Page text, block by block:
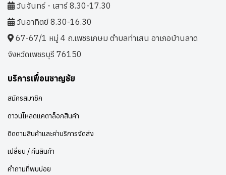
วันจันทร์ - เสาร์ 8.30-17.30
วันอาทิตย์ 8.30-16.30
67-67/1 หมู่ 4 ถ.เพชรเกษม ตำบลท่าเสน อาเภอบ้านลาด
จังหวัดเพชรบุรี 76150
บริการเพื่อนชาญชัย
สมัครสมาชิก
ดาวน์โหลดแคตาล็อกสินค้า
ติดตามสินค้าและค่าบริการจัดส่ง
เปลี่ยน / คืนสินค้า
คำถามที่พบบ่อย